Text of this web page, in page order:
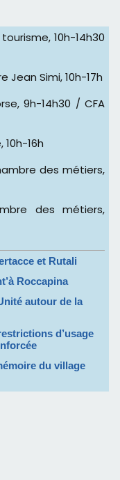
10h-14h30
Jean Simi, 10h-17h
9h-14h30 / CFA
16h
des métiers,
des métiers,
et Rutali
Roccapina
autour de la
d’usage
du village